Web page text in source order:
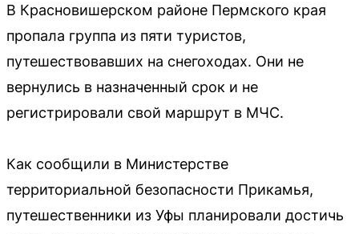
В Красновишерском районе Пермского края
пропала группа из пяти туристов,
путешествовавших на снегоходах. Они не
вернулись в назначенный срок и не
регистрировали свой маршрут в МЧС.
Как сообщили в Министерстве
территориальной безопасности Прикамья,
путешественники из Уфы планировали достичь